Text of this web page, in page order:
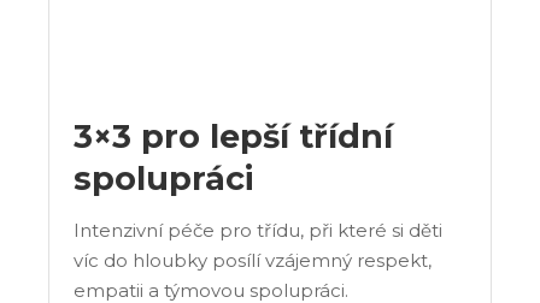
3×3 pro lepší třídní
spolupráci
Intenzivní péče pro třídu, při které si děti
víc do hloubky posílí vzájemný respekt,
empatii a týmovou spolupráci.